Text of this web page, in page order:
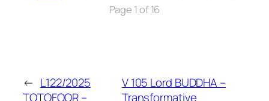
Page 1 of 16
← L122/2025
TOTOFOOR –
V 105 Lord BUDDHA –
Transformative